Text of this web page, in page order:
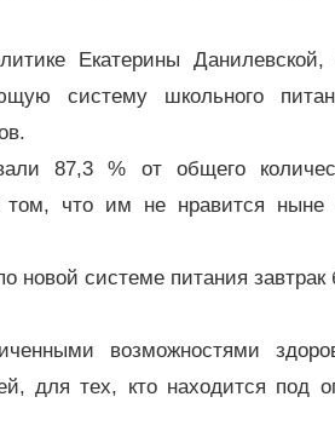
Екатерины
систему школьного
87,3 % от общего
что им не нравится ныне
новой системе питания завтрак
возможностями
для тех, кто находится под